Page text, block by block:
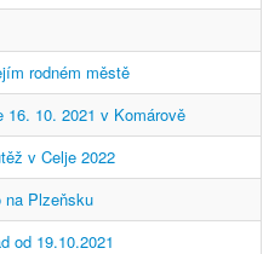
rodném městě
16. 10. 2021 v Komárově
v Celje 2022
na Plzeňsku
od 19.10.2021